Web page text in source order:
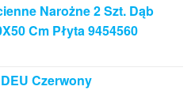
Narożne 2 Szt. Dąb
Cm Płyta 9454560
Czerwony